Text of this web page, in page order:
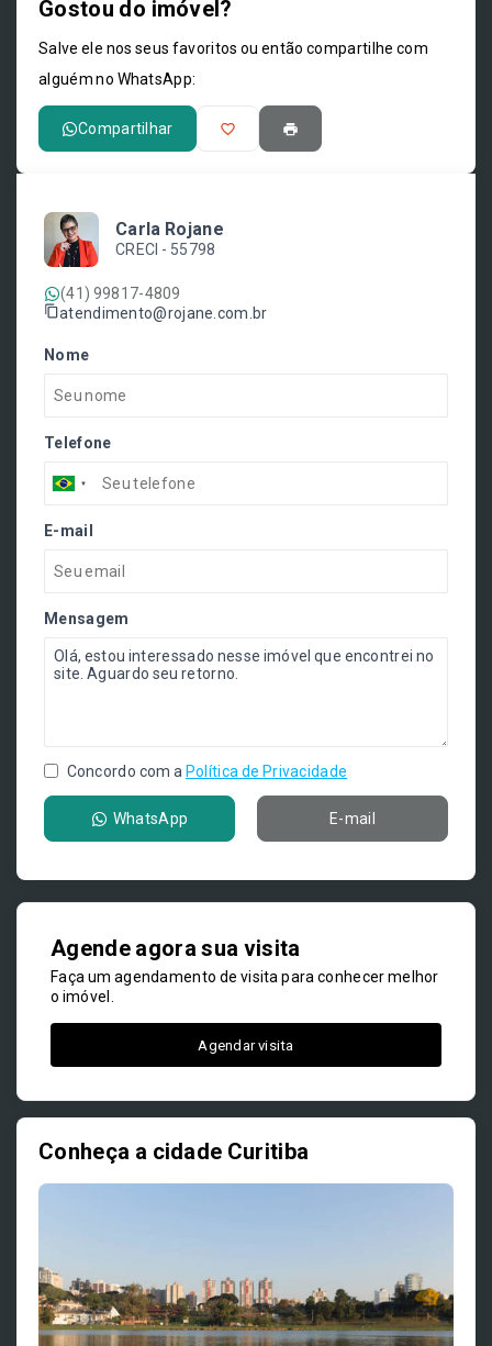
Gostou do imóvel?
Salve ele nos seus favoritos ou então compartilhe com
alguém no WhatsApp:
Compartilhar
Carla Rojane
CRECI - 55798
(41) 99817-4809
atendimento@rojane.com.br
Nome
Telefone
E-mail
Mensagem
Concordo com a Política de Privacidade
WhatsApp E-mail
Agende agora sua visita
Faça um agendamento de visita para conhecer melhor
o imóvel.
Agendar visita
Conheça a cidade Curitiba